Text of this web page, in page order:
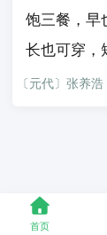
首页
饱三餐，早
长也可穿，
〔元代〕张养浩